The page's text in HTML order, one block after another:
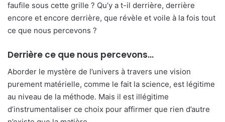
faufile sous cette grille ? Qu’y a t-il derrière, derrière
encore et encore derrière, que révèle et voile à la fois tout
ce que nous percevons ?
Derrière ce que nous percevons…
Aborder le mystère de l’univers à travers une vision
purement matérielle, comme le fait la science, est légitime
au niveau de la méthode. Mais il est illégitime
d’instrumentaliser ce choix pour affirmer que rien d’autre